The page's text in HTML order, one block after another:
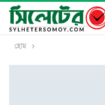
হোম